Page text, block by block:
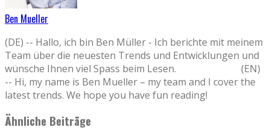
Ben Mueller
(DE) -- Hallo, ich bin Ben Müller - Ich berichte mit meinem
Team über die neuesten Trends und Entwicklungen und
wünsche Ihnen viel Spass beim Lesen. (EN)
-- Hi, my name is Ben Mueller – my team and I cover the
latest trends. We hope you have fun reading!
Ähnliche Beiträge